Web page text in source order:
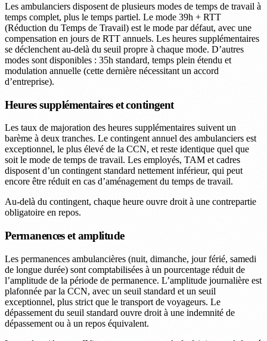
Les ambulanciers disposent de plusieurs modes de temps de travail à
temps complet, plus le temps partiel. Le mode 39h + RTT
(Réduction du Temps de Travail) est le mode par défaut, avec une
compensation en jours de RTT annuels. Les heures supplémentaires
se déclenchent au-delà du seuil propre à chaque mode. D’autres
modes sont disponibles : 35h standard, temps plein étendu et
modulation annuelle (cette dernière nécessitant un accord
d’entreprise).
Heures supplémentaires et contingent
Les taux de majoration des heures supplémentaires suivent un
barème à deux tranches. Le contingent annuel des ambulanciers est
exceptionnel, le plus élevé de la CCN, et reste identique quel que
soit le mode de temps de travail. Les employés, TAM et cadres
disposent d’un contingent standard nettement inférieur, qui peut
encore être réduit en cas d’aménagement du temps de travail.
Au-delà du contingent, chaque heure ouvre droit à une contrepartie
obligatoire en repos.
Permanences et amplitude
Les permanences ambulancières (nuit, dimanche, jour férié, samedi
de longue durée) sont comptabilisées à un pourcentage réduit de
l’amplitude de la période de permanence. L’amplitude journalière est
plafonnée par la CCN, avec un seuil standard et un seuil
exceptionnel, plus strict que le transport de voyageurs. Le
dépassement du seuil standard ouvre droit à une indemnité de
dépassement ou à un repos équivalent.